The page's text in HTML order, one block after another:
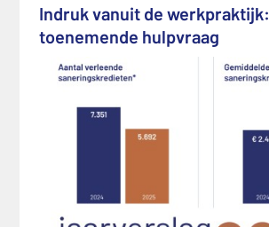
Indruk vanuit de werkpraktijk:
toenemende hulpvraag